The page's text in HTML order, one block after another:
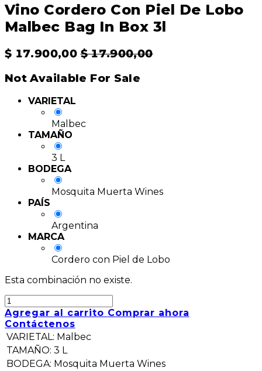
Vino Cordero Con Piel De Lobo
Malbec Bag In Box 3l
$ 17.900,00 $17.900,00
Not Available For Sale
VARIETAL
Malbec
TAMAÑO
3 L
BODEGA
Mosquita Muerta Wines
PAÍS
Argentina
MARCA
Cordero con Piel de Lobo
Esta combinación no existe.
Agregar al carrito Comprar ahora
Contáctenos
VARIETAL: Malbec
TAMAÑO: 3 L
BODEGA: Mosquita Muerta Wines